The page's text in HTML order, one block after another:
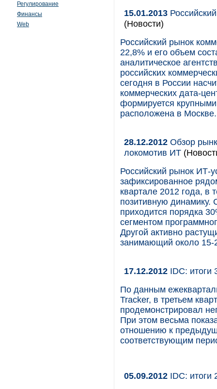
Регулирование
Финансы
Web
15.01.2013
(Новости)
Российский рынок
22,8% и его объем
аналитическое
российских
сегодня в России
коммерческих дата-
формируется
расположена в Москве.
28.12.2012 Обзор
локомотив ИТ
Российский рынок ИТ-
зафиксированное
квартале 2012 года, в
позитивную динамику.
приходится порядка
сегментом
Другой активно
занимающий около 15-
17.12.2012 IDC: итоги
По данным
Tracker, в третьем
продемонстрировал
При этом весьма
отношению к
соответствующим
05.09.2012 IDC: итоги